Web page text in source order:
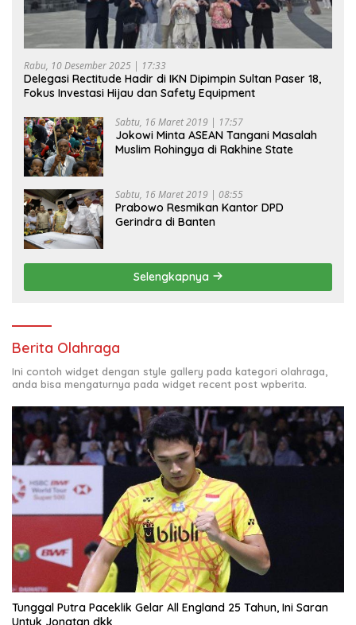
Rabu, 10 Desember 2025 | 17:33
Delegasi Rectitude Hadir di IKN Dipimpin Sultan Paser 18,
Fokus Investasi Hijau dan Safety Equipment
Sabtu, 16 Maret 2019 | 17:57
Jokowi Minta ASEAN Tangani Masalah
Muslim Rohingya di Rakhine State
Sabtu, 16 Maret 2019 | 08:55
Prabowo Resmikan Kantor DPD
Gerindra di Banten
Selengkapnya
Berita Olahraga
Ini contoh widget dengan style gallery pada kategori olahraga,
anda bisa mengaturnya pada widget recent post wpberita.
Tunggal Putra Paceklik Gelar All England 25 Tahun, Ini Saran
Untuk Jonatan dkk